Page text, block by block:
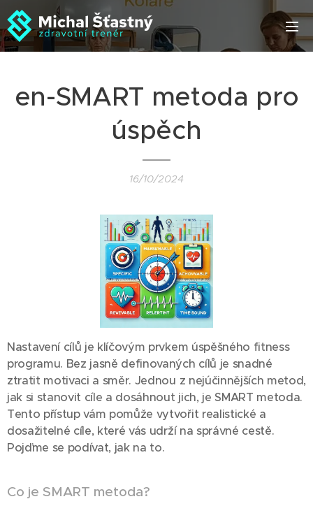
en-SMART metoda pro
úspěch
16/10/2024
Nastavení cílů je klíčovým prvkem úspěšného fitness
programu. Bez jasně definovaných cílů je snadné
ztratit motivaci a směr. Jednou z nejúčinnějších metod,
jak si stanovit cíle a dosáhnout jich, je SMART metoda.
Tento přístup vám pomůže vytvořit realistické a
dosažitelné cíle, které vás udrží na správné cestě.
Pojďme se podívat, jak na to.
Co je SMART metoda?